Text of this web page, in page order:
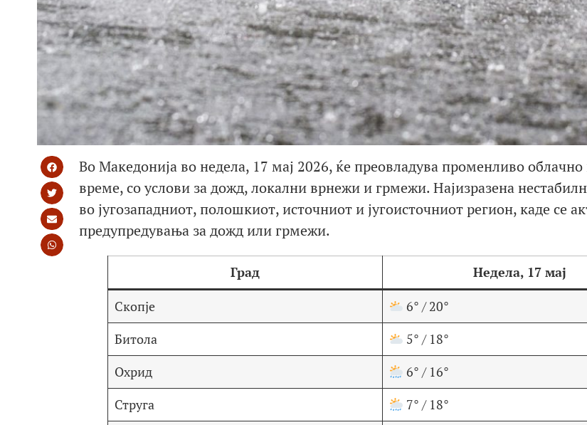
Во Македонија во недела, 17 мај 2026, ќе преовладува променливо
време, со услови за дожд, локални врнежи и грмежи. Најизразена
во југозападниот, полошкиот, источниот и југоисточниот регион, каде се
предупредувања за дожд или грмежи.
Град
Недела, 17 мај
Скопје
6° / 20°
Битола
5° / 18°
Охрид
6° / 16°
Струга
7° / 18°